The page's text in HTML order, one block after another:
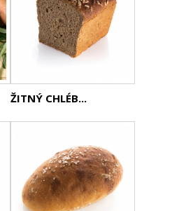
ŽITNÝ CHLÉB...